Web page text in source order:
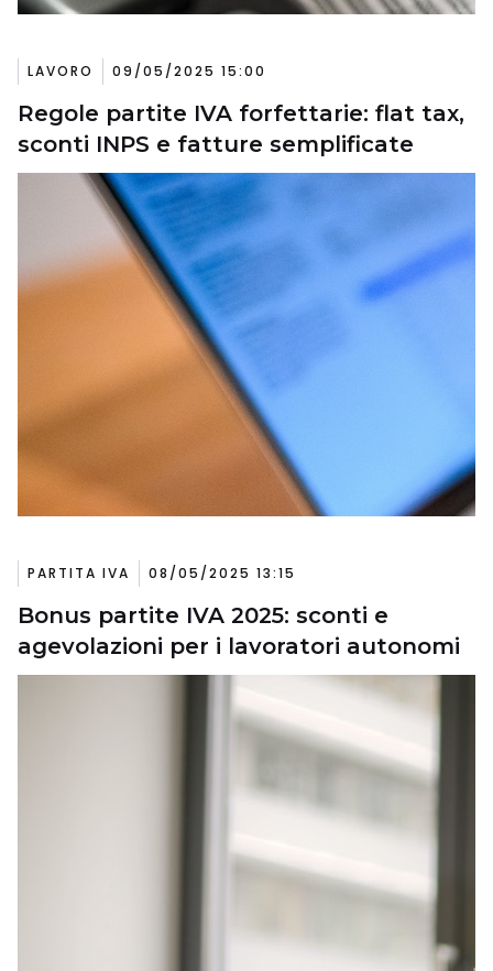
LAVORO 09/05/2025 15:00
Regole partite IVA forfettarie: flat tax,
sconti INPS e fatture semplificate
PARTITA IVA 08/05/2025 13:15
Bonus partite IVA 2025: sconti e
agevolazioni per i lavoratori autonomi